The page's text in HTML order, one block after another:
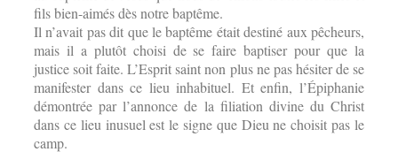
fils bien-aimés dès notre baptême.
Il n’avait pas dit que le baptême était destiné aux pêcheurs,
mais il a plutôt choisi de se faire baptiser pour que la
justice soit faite. L’Esprit saint non plus ne pas hésiter de se
manifester dans ce lieu inhabituel. Et enfin, l’Épiphanie
démontrée par l’annonce de la filiation divine du Christ
dans ce lieu inusuel est le signe que Dieu ne choisit pas le
camp.